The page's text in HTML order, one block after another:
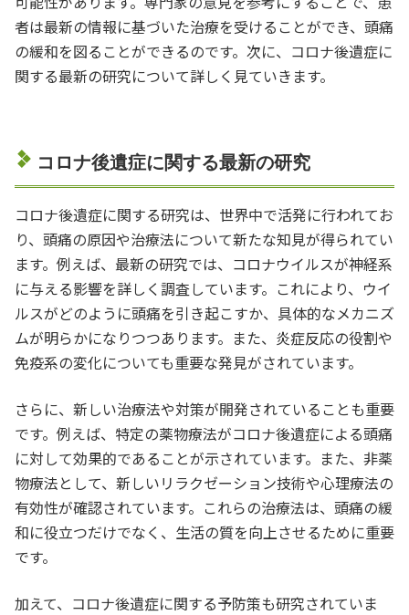
者は最新の情報に基づいた治療を受けることができ、頭痛
の緩和を図ることができるのです。次に、コロナ後遺症に
関する最新の研究について詳しく見ていきます。
コロナ後遺症に関する最新の研究
コロナ後遺症に関する研究は、世界中で活発に行われてお
り、頭痛の原因や治療法について新たな知見が得られてい
ます。例えば、最新の研究では、コロナウイルスが神経系
に与える影響を詳しく調査しています。これにより、ウイ
ルスがどのように頭痛を引き起こすか、具体的なメカニズ
ムが明らかになりつつあります。また、炎症反応の役割や
免疫系の変化についても重要な発見がされています。
さらに、新しい治療法や対策が開発されていることも重要
です。例えば、特定の薬物療法がコロナ後遺症による頭痛
に対して効果的であることが示されています。また、非薬
物療法として、新しいリラクゼーション技術や心理療法の
有効性が確認されています。これらの治療法は、頭痛の緩
和に役立つだけでなく、生活の質を向上させるために重要
です。
加えて、コロナ後遺症に関する予防策も研究されていま